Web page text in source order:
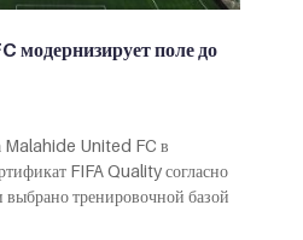
поле до
Malahide United FC в
FIFA Quality согласно
выбрано тренировочной базой